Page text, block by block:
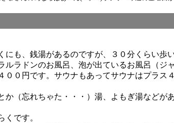
も、銭湯があるのですが、３０分くらい歩
ルラドンのお風呂、泡が出ているお風呂（ジ
０円です。サウナもあってサウナはプラス
（忘れちゃた・・・）湯、よもぎ湯などがあ
です。